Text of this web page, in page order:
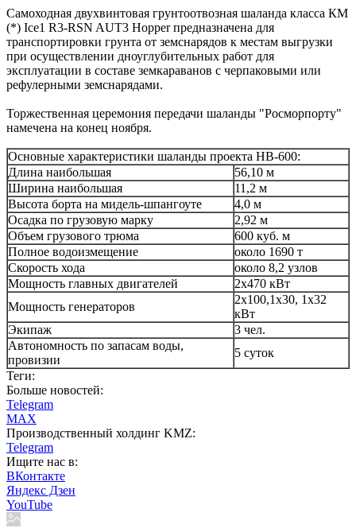
Самоходная двухвинтовая грунтоотвозная шаланда класса КМ
(*) Iсе1 R3-RSN AUT3 Hopper предназначена для
транспортировки грунта от земснарядов к местам выгрузки
при осуществлении дноуглубительных работ для
эксплуатации в составе земкараванов с черпаковыми или
рефулерными земснарядами.
Торжественная церемония передачи шаланды "Росморпорту"
намечена на конец ноября.
Основные характеристики шаланды проекта HB-600:
Длина наибольшая
56,10 м
Ширина наибольшая
11,2 м
Высота борта на мидель-шпангоуте
4,0 м
Осадка по грузовую марку
2,92 м
Объем грузового трюма
600 куб. м
Полное водоизмещение
около 1690 т
Скорость хода
около 8,2 узлов
Мощность главных двигателей
2х470 кВт
Мощность генераторов
2х100,1х30, 1х32
кВт
Экипаж
3 чел.
Автономность по запасам воды,
провизии
5 суток
Теги:
Больше новостей:
Telegram
MAX
Производственный холдинг KMZ:
Telegram
Ищите нас в:
ВКонтакте
Яндекс Дзен
YouTube